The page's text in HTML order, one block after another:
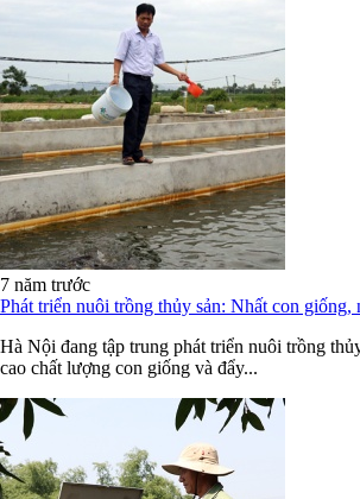
7 năm trước
Phát triển nuôi trồng thủy sản: Nhất con giống,
Hà Nội đang tập trung phát triển nuôi trồng
cao chất lượng con giống và đẩy...